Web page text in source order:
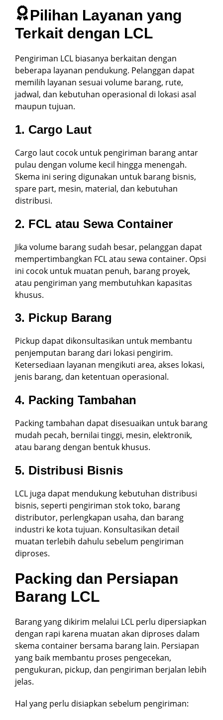
Pilihan Layanan yang
Terkait dengan LCL
Pengiriman LCL biasanya berkaitan dengan
beberapa layanan pendukung. Pelanggan dapat
memilih layanan sesuai volume barang, rute,
jadwal, dan kebutuhan operasional di lokasi asal
maupun tujuan.
1. Cargo Laut
Cargo laut cocok untuk pengiriman barang antar
pulau dengan volume kecil hingga menengah.
Skema ini sering digunakan untuk barang bisnis,
spare part, mesin, material, dan kebutuhan
distribusi.
2. FCL atau Sewa Container
Jika volume barang sudah besar, pelanggan dapat
mempertimbangkan FCL atau sewa container. Opsi
ini cocok untuk muatan penuh, barang proyek,
atau pengiriman yang membutuhkan kapasitas
khusus.
3. Pickup Barang
Pickup dapat dikonsultasikan untuk membantu
penjemputan barang dari lokasi pengirim.
Ketersediaan layanan mengikuti area, akses lokasi,
jenis barang, dan ketentuan operasional.
4. Packing Tambahan
Packing tambahan dapat disesuaikan untuk barang
mudah pecah, bernilai tinggi, mesin, elektronik,
atau barang dengan bentuk khusus.
5. Distribusi Bisnis
LCL juga dapat mendukung kebutuhan distribusi
bisnis, seperti pengiriman stok toko, barang
distributor, perlengkapan usaha, dan barang
industri ke kota tujuan. Konsultasikan detail
muatan terlebih dahulu sebelum pengiriman
diproses.
Packing dan Persiapan
Barang LCL
Barang yang dikirim melalui LCL perlu dipersiapkan
dengan rapi karena muatan akan diproses dalam
skema container bersama barang lain. Persiapan
yang baik membantu proses pengecekan,
pengukuran, pickup, dan pengiriman berjalan lebih
jelas.
Hal yang perlu disiapkan sebelum pengiriman: